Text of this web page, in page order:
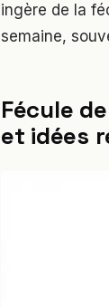
ingère de la
semaine,
Fécule
et idées